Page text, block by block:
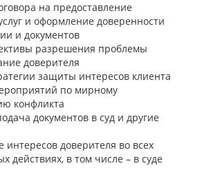
на предоставление
и оформление доверенности
и документов
разрешения проблемы
доверителя
защиты интересов клиента
по мирному
конфликта
документов в суд и другие
интересов доверителя во всех
действиях, в том числе – в суде